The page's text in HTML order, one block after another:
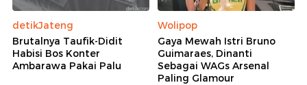
detikJateng
Brutalnya Taufik-Didit
Habisi Bos Konter
Ambarawa Pakai Palu
Wolipop
Gaya Mewah Istri Bruno
Guimaraes, Dinanti
Sebagai WAGs Arsenal
Paling Glamour